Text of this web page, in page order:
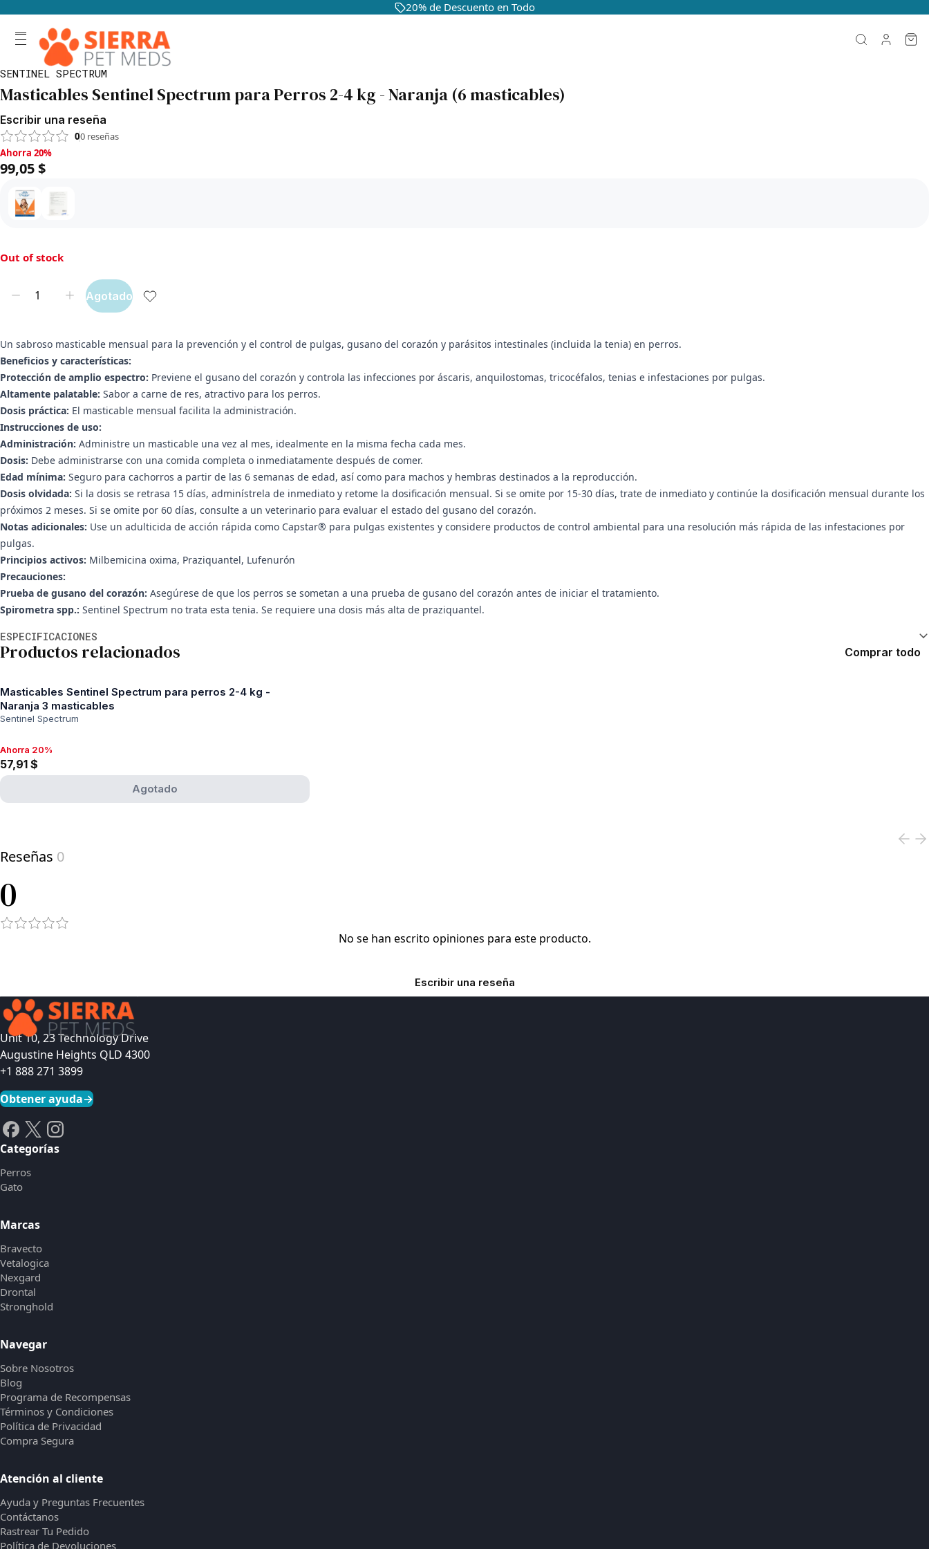
20% de Descuento en Todo
SENTINEL SPECTRUM
Masticables Sentinel Spectrum para Perros 2-4 kg - Naranja (6 masticables)
Escribir una reseña
00 reseñas
Ahorra 20%, 99,05 $
Ahorra 20%
99,05 $
Out of stock
Agotado
Un sabroso masticable mensual para la prevención y el control de pulgas, gusano del corazón y parásitos intestinales (incluida la tenia) en perros.
Beneficios y características:
Protección de amplio espectro: Previene el gusano del corazón y controla las infecciones por áscaris, anquilostomas, tricocéfalos, tenias e infestaciones por pulgas.
Altamente palatable: Sabor a carne de res, atractivo para los perros.
Dosis práctica: El masticable mensual facilita la administración.
Instrucciones de uso:
Administración: Administre un masticable una vez al mes, idealmente en la misma fecha cada mes.
Dosis: Debe administrarse con una comida completa o inmediatamente después de comer.
Edad mínima: Seguro para cachorros a partir de las 6 semanas de edad, así como para machos y hembras destinados a la reproducción.
Dosis olvidada: Si la dosis se retrasa 15 días, adminístrela de inmediato y retome la dosificación mensual. Si se omite por 15-30 días, trate de inmediato y continúe la dosificación mensual durante los
próximos 2 meses. Si se omite por 60 días, consulte a un veterinario para evaluar el estado del gusano del corazón.
Notas adicionales: Use un adulticida de acción rápida como Capstar® para pulgas existentes y considere productos de control ambiental para una resolución más rápida de las infestaciones por
pulgas.
Principios activos: Milbemicina oxima, Praziquantel, Lufenurón
Precauciones:
Prueba de gusano del corazón: Asegúrese de que los perros se sometan a una prueba de gusano del corazón antes de iniciar el tratamiento.
Spirometra spp.: Sentinel Spectrum no trata esta tenia. Se requiere una dosis más alta de praziquantel.
ESPECIFICACIONES
Productos relacionados Comprar todo
Masticables Sentinel Spectrum para perros 2-4 kg -
Naranja 3 masticables
Sentinel Spectrum
Ahorra 20%, 57,91 $
Ahorra 20%
57,91 $
Agotado
Reseñas 0
0
No se han escrito opiniones para este producto.
Escribir una reseña
Unit 10, 23 Technology Drive
Augustine Heights QLD 4300
+1 888 271 3899
Obtener ayuda→
Categorías
Perros
Gato
Marcas
Bravecto
Vetalogica
Nexgard
Drontal
Stronghold
Navegar
Sobre Nosotros
Blog
Programa de Recompensas
Términos y Condiciones
Política de Privacidad
Compra Segura
Atención al cliente
Ayuda y Preguntas Frecuentes
Contáctanos
Rastrear Tu Pedido
Política de Devoluciones